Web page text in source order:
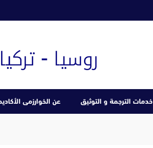
خدمات الترجمة و التوثيق عن الخوارزمى